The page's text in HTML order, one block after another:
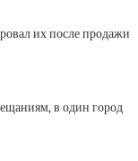
их после продажи
в один город